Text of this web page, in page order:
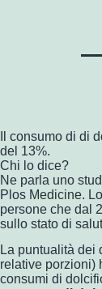
Il consumo di di
del 13%.
Chi lo dice?
Ne parla uno
Plos Medicine.
persone che dal
sullo stato di
La puntualità dei
relative porzioni)
consumi di